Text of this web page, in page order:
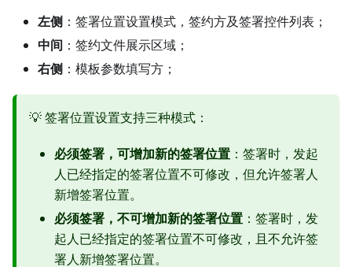
左侧 ：签署位置设置模式，签约方及签署控件列表；
中间 ：签约文件展示区域；
右侧 ：模板参数填写方；
💡 签署位置设置支持三种模式：
必须签署，可增加新的签署位置 ：签署时，发起
人已经指定的签署位置不可修改，但允许签署人
新增签署位置。
必须签署，不可增加新的签署位置 ：签署时，发
起人已经指定的签署位置不可修改，且不允许签
署人新增签署位置。